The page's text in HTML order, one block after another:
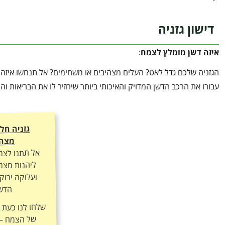
דישון גזניה
איזה דשן מומלץ לצמח:
הגזניה שלכם גדל לאט? העלים מצהיבים או משחימים? אל תנחשו
עבורו את הרכב הדשן המדויק והאיכותי ביותר שיחזיר לו את הבריאות
גזניה
אל תתנו
ליהנות
ועלוקה
שלחו לנו כעת